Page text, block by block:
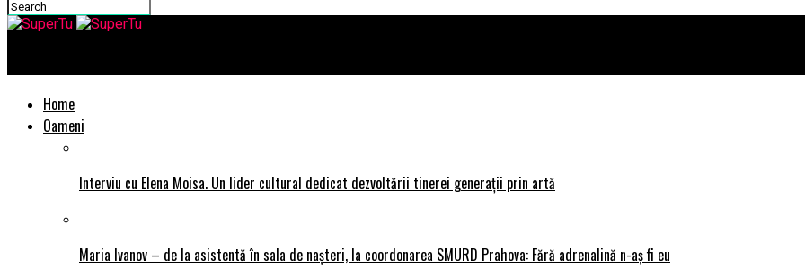
Home
Oameni
Interviu cu Elena Moisa. Un lider cultural dedicat dezvoltării tinerei generații prin artă
Maria Ivanov – de la asistentă în sala de nașteri, la coordonarea SMURD Prahova: Fără adrenalină n-aș fi eu